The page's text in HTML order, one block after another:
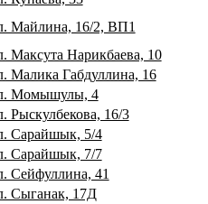
Майлина, 16/2, ВП1
Максута Нарикбаева, 10
Малика Габдуллина, 16
Момышулы, 4
Рыскулбекова, 16/3
Сарайшык, 5/4
Сарайшык, 7/7
Сейфуллина, 41
Сыганак, 17Д